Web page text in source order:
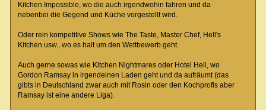
Kitchen Impossible, wo die auch irgendwohin fahren und da
nebenbei die Gegend und Küche vorgestellt wird.
Oder rein kompetitive Shows wie The Taste, Master Chef, Hell's
Kitchen usw., wo es halt um den Wettbewerb geht.
Auch gerne sowas wie Kitchen Nightmares oder Hotel Hell, wo
Gordon Ramsay in irgendeinen Laden geht und da aufräumt (das
gibts in Deutschland zwar auch mit Rosin oder den Kochprofis aber
Ramsay ist eine andere Liga).